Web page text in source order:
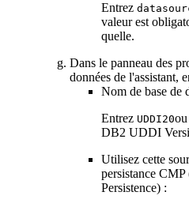
Entrez
valeur est
quelle.
Dans le panneau des
données de l'assistant,
Nom de base de
Entrez UDDI20
DB2 UDDI
Utilisez cette
persistance
Persistence) :